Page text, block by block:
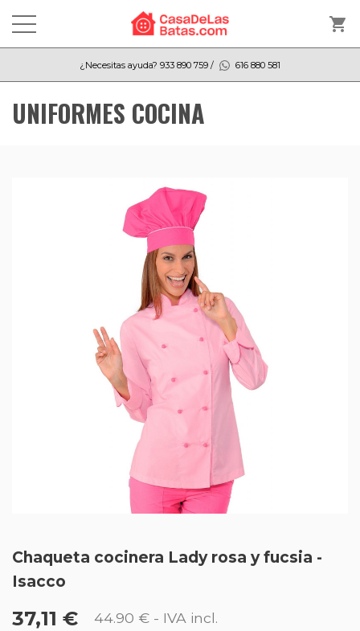
shopping_cart
¿Necesitas ayuda? 933 890 759 / 616 880 581
UNIFORMES COCINA
Chaqueta cocinera Lady rosa y fucsia -
Isacco
37,11 € 44.90 € - IVA incl.